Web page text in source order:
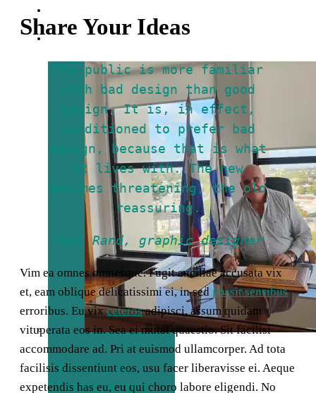
Bentancor:
“Tenemos que
Share Your Ideas
The public is more familiar
with bad design than good
design. It is, in effect,
conditioned to prefer bad
design, because that is what
it lives with. The new
becomes threatening, the old
reassuring.
Paul Rand, graphic designer
Vim ea omnes omnesque. Fugit ancillae accusata vix
et, eam oblique delicatissimi ei, in sed possit sensibus
erroribus. Eu vixceterosadipisci, assum quidam
vituperata eos in. Sea ei mutat quaestio. Sit facilisi
accommodare ad. Pri at euismod ullamcorper. Ad tota
facilisis dissentiunt eos, usu facer liberavisse ei. Aeque
expetendis has eu, eu qui choro labore eligendi. No